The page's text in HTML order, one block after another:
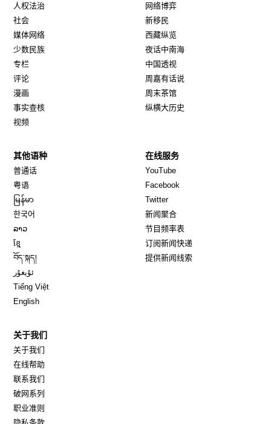
人权法治
社会
媒体网络
少数民族
专栏
评论
漫画
事实查核
视频
网络博弈
新移民
西藏纵览
夜话中南海
中国透视
周嘉有话说
周末茶馆
纵横大历史
其他语种
普通话
粤语
မြန်မာ
한국어
ລາວ
ខ្មែ
བོད་སྐད།
ئۇيغۇر
Tiếng Việt
English
在线服务
YouTube
Facebook
TwitterOpens in new window
新闻聚合
节目频率表
订阅新闻快递
提供新闻线索
关于我们
关于我们
在线帮助
联系我们
破网系列
职业准则